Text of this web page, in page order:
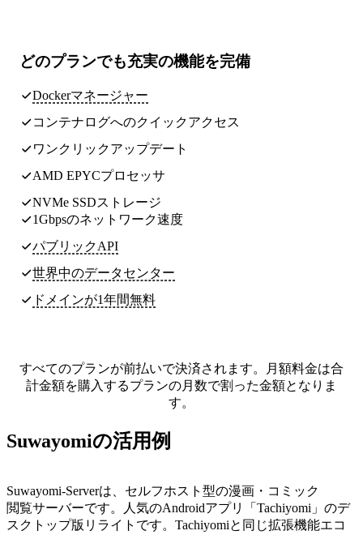
どのプランでも充実の機能を完備
Dockerマネージャー
コンテナログへのクイックアクセス
ワンクリックアップデート
AMD EPYCプロセッサ
NVMe SSDストレージ
1Gbpsのネットワーク速度
パブリックAPI
世界中のデータセンター
ドメインが1年間無料
すべてのプランが前払いで決済されます。月額料金は合
計金額を購入するプランの月数で割った金額となりま
す。
Suwayomiの活用例
Suwayomi-Serverは、セルフホスト型の漫画・コミック
閲覧サーバーです。人気のAndroidアプリ「Tachiyomi」のデ
スクトップ版リライトです。Tachiyomiと同じ拡張機能エコ